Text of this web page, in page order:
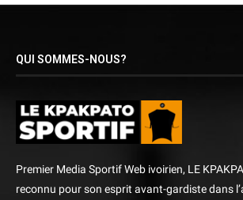
QUI SOMMES-NOUS?
Premier Media Sportif Web ivoirien, LE
reconnu pour son esprit avant-gardiste dans